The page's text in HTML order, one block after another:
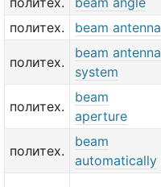
политех.
beam antenna
политех.
beam antenna
system
политех.
beam
aperture
политех.
beam
automatically